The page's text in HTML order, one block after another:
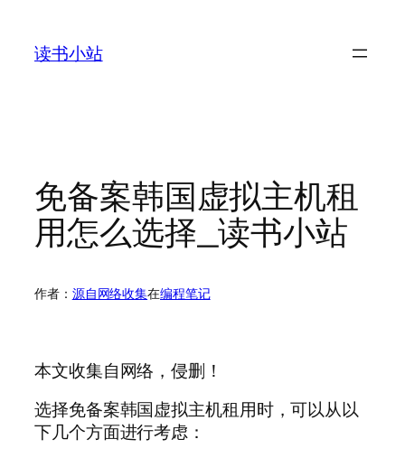
读书小站
免备案韩国虚拟主机租
用怎么选择_读书小站
作者： 源自网络收集在编程笔记
本文收集自网络，侵删！
选择免备案韩国虚拟主机租用时，可以从以
下几个方面进行考虑：